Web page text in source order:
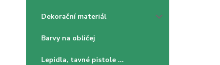
Dekorační materiál
Barvy na obličej
Lepidla, tavné pistole ...